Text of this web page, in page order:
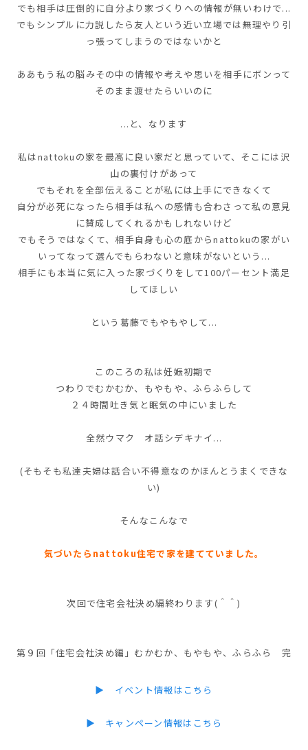
でも相手は圧倒的に自分より家づくりへの情報が無いわけで...
でもシンプルに力説したら友人という近い立場では無理やり引
っ張ってしまうのではないかと
ああもう私の脳みその中の情報や考えや思いを相手にボンって
そのまま渡せたらいいのに
...と、なります
私はnattokuの家を最高に良い家だと思っていて、そこには沢
山の裏付けがあって
でもそれを全部伝えることが私には上手にできなくて
自分が必死になったら相手は私への感情も合わさって私の意見
に賛成してくれるかもしれないけど
でもそうではなくて、相手自身も心の底からnattokuの家がい
いってなって選んでもらわないと意味がないという...
相手にも本当に気に入った家づくりをして100パーセント満足
してほしい
という葛藤でもやもやして...
このころの私は妊娠初期で
つわりでむかむか、もやもや、ふらふらして
２４時間吐き気と眠気の中にいました
全然ウマク オ話シデキナイ...
(そもそも私達夫婦は話合い不得意なのかほんとうまくできな
い)
そんなこんなで
気づいたらnattoku住宅で家を建てていました。
次回で住宅会社決め編終わります(＾＾)
第９回「住宅会社決め編」むかむか、もやもや、ふらふら 完
▶ イベント情報はこちら
▶ キャンペーン情報はこちら